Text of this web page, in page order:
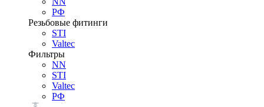
РФ
Резьбовые фитинги
STI
Valtec
Фильтры
NN
STI
Valtec
РФ